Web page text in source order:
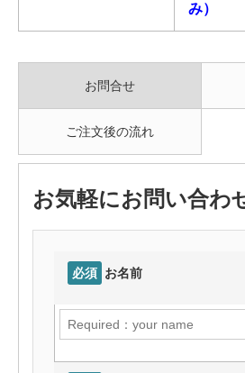
み）
お問合せ
ご注文後の流れ
お気軽にお問い合わ
必須 お名前